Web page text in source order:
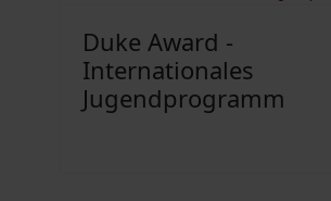
Duke Award -
Internationales
Jugendprogramm